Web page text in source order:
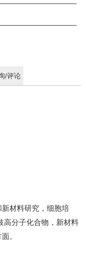
/评论
材料研究，细胞培
高分子化合物，新材料
。